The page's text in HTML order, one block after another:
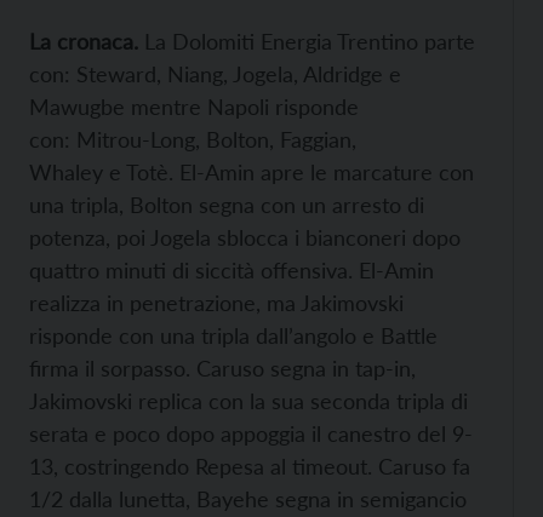
La cronaca. La Dolomiti Energia Trentino parte
con: Steward, Niang, Jogela, Aldridge e
Mawugbe mentre Napoli risponde
con: Mitrou-Long, Bolton, Faggian,
Whaley e Totè. El-Amin apre le marcature con
una tripla, Bolton segna con un arresto di
potenza, poi Jogela sblocca i bianconeri dopo
quattro minuti di siccità offensiva. El-Amin
realizza in penetrazione, ma Jakimovski
risponde con una tripla dall’angolo e Battle
firma il sorpasso. Caruso segna in tap-in,
Jakimovski replica con la sua seconda tripla di
serata e poco dopo appoggia il canestro del 9-
13, costringendo Repesa al timeout. Caruso fa
1/2 dalla lunetta, Bayehe segna in semigancio